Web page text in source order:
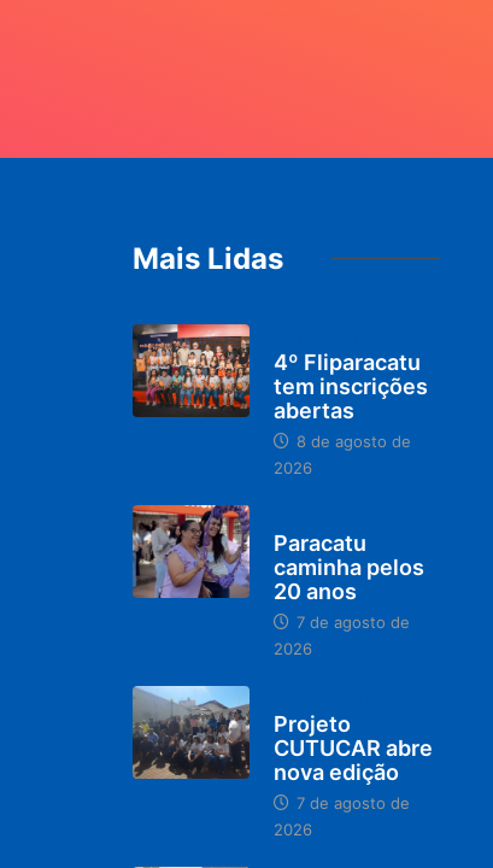
Mais Lidas
4º Fliparacatu
tem inscrições
abertas
8 de agosto de
2026
Paracatu
caminha pelos
20 anos
7 de agosto de
2026
Projeto
CUTUCAR abre
nova edição
7 de agosto de
2026